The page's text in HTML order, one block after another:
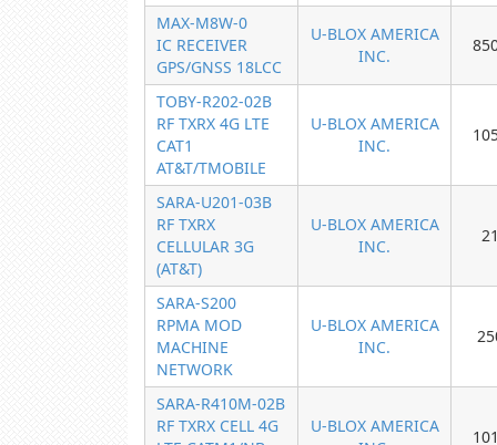
MAX-M8W-0
IC RECEIVER
GPS/GNSS 18LCC
U-BLOX AMERICA
INC.
TOBY-R202-02B
RF TXRX 4G LTE
CAT1
AT&T/TMOBILE
U-BLOX AMERICA
INC.
SARA-U201-03B
RF TXRX
CELLULAR 3G
(AT&T)
U-BLOX AMERICA
INC.
SARA-S200
RPMA MOD
MACHINE
NETWORK
U-BLOX AMERICA
INC.
SARA-R410M-02B
RF TXRX CELL 4G
U-BLOX AMERICA